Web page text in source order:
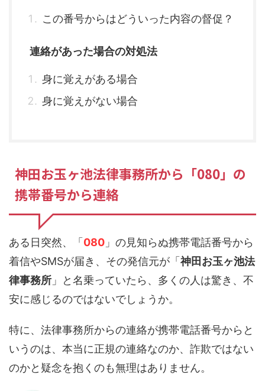
この番号からはどういった内容の督促？
連絡があった場合の対処法
身に覚えがある場合
身に覚えがない場合
神田お玉ヶ池法律事務所から「080」の
携帯番号から連絡
ある日突然、「 080 」の見知らぬ携帯電話番号から
着信やSMSが届き、その発信元が「 神田お玉ヶ池法
律事務所 」と名乗っていたら、多くの人は驚き、不
安に感じるのではないでしょうか。
特に、法律事務所からの連絡が携帯電話番号からと
いうのは、本当に正規の連絡なのか、詐欺ではない
のかと疑念を抱くのも無理はありません。